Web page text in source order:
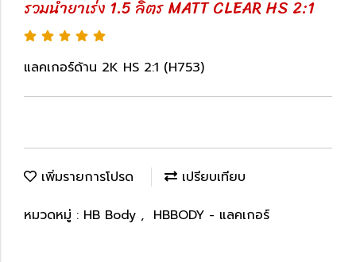
รวมน้ำยาเร่ง 1.5 ลิตร MATT CLEAR HS 2:1
แลคเกอร์ด้าน 2K HS 2:1 (H753)
เพิ่มรายการโปรด
เปรียบเทียบ
หมวดหมู่ : HB Body , HBBODY - แลคเกอร์